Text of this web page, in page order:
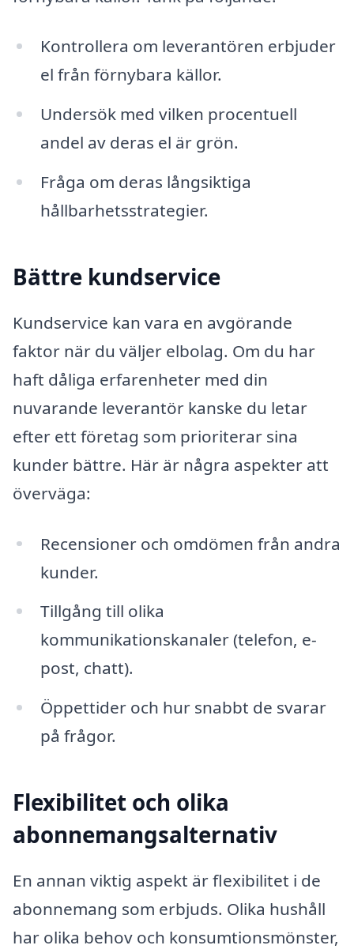
Kontrollera om leverantören erbjuder
el från förnybara källor.
Undersök med vilken procentuell
andel av deras el är grön.
Fråga om deras långsiktiga
hållbarhetsstrategier.
Bättre kundservice
Kundservice kan vara en avgörande
faktor när du väljer elbolag. Om du har
haft dåliga erfarenheter med din
nuvarande leverantör kanske du letar
efter ett företag som prioriterar sina
kunder bättre. Här är några aspekter att
överväga:
Recensioner och omdömen från andra
kunder.
Tillgång till olika
kommunikationskanaler (telefon, e-
post, chatt).
Öppettider och hur snabbt de svarar
på frågor.
Flexibilitet och olika
abonnemangsalternativ
En annan viktig aspekt är flexibilitet i de
abonnemang som erbjuds. Olika hushåll
har olika behov och konsumtionsmönster,